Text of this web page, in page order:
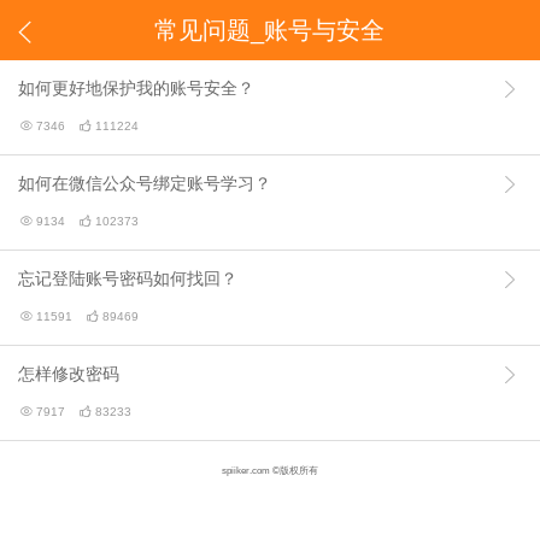
 常见问题_账号与安全
如何更好地保护我的账号安全？
 7346  111224

如何在微信公众号绑定账号学习？
 9134  102373

忘记登陆账号密码如何找回？
 11591  89469

怎样修改密码
 7917  83233

spiiker.com ©版权所有